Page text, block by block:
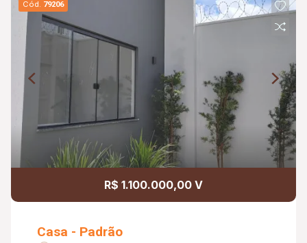
Cód. 79206
R$ 1.100.000,00 V
Casa - Padrão